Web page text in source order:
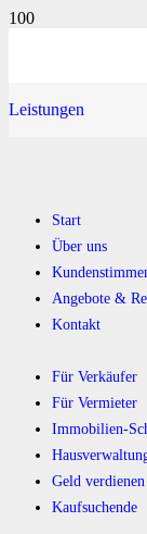
Leistungen
Start
Über uns
Angebote &
Kontakt
Für Verkäufer
Für Vermieter
Immobilien-
Geld
Kaufsuchende